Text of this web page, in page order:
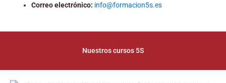
Correo electrónico: info@formacion5s.es
Nuestros cursos 5S